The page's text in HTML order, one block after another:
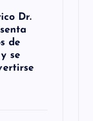
Dr.
de
se